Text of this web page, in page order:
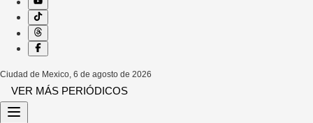
Ciudad de Mexico, 6 de agosto de 2026
VER MÁS PERIÓDICOS